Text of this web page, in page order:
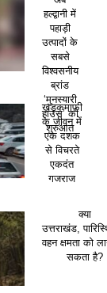
हल्द्वानी में
पहाड़ी
उत्पादों के
सबसे
विश्वसनीय
ब्रांड
‘मुनस्यारी
हाउस’ की
शुरुआत
खड़कमाफी
के जीवन में
एक दशक
से विचरते
एकदंत
गजराज
क्या
उत्तराखंड,
वहन क्षमता को
सकता है?